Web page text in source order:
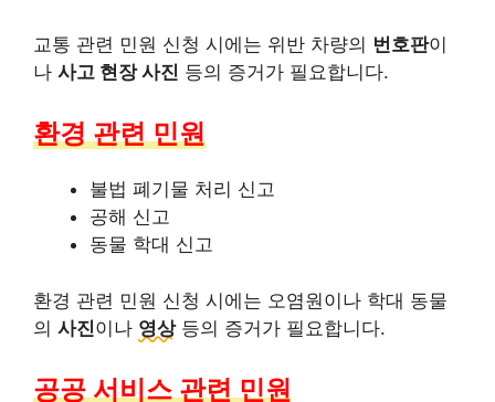
교통 관련 민원 신청 시에는 위반 차량의 번호판이
나 사고 현장 사진 등의 증거가 필요합니다.
환경 관련 민원
불법 폐기물 처리 신고
공해 신고
동물 학대 신고
환경 관련 민원 신청 시에는 오염원이나 학대 동물
의 사진이나 영상등의 증거가 필요합니다.
공공 서비스 관련 민원